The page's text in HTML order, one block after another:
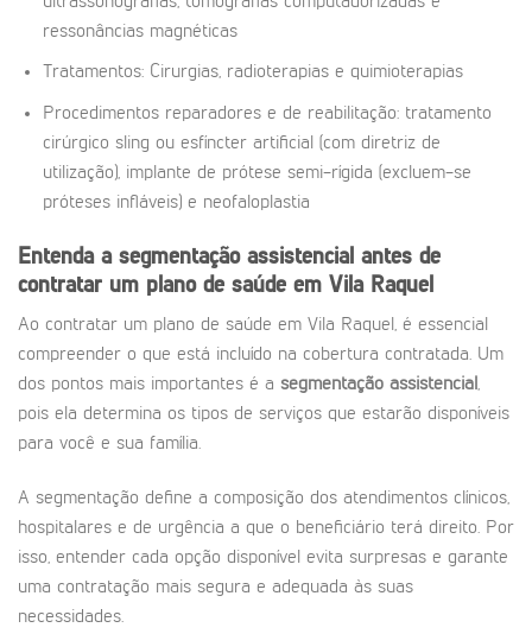
ressonâncias magnéticas
Tratamentos: Cirurgias, radioterapias e quimioterapias
Procedimentos reparadores e de reabilitação: tratamento
cirúrgico sling ou esfíncter artificial (com diretriz de
utilização), implante de prótese semi-rígida (excluem-se
próteses infláveis) e neofaloplastia
Entenda a segmentação assistencial antes de
contratar um plano de saúde em Vila Raquel
Ao contratar um plano de saúde em Vila Raquel, é essencial
compreender o que está incluído na cobertura contratada. Um
dos pontos mais importantes é a segmentação assistencial,
pois ela determina os tipos de serviços que estarão disponíveis
para você e sua família.
A segmentação define a composição dos atendimentos clínicos,
hospitalares e de urgência a que o beneficiário terá direito. Por
isso, entender cada opção disponível evita surpresas e garante
uma contratação mais segura e adequada às suas
necessidades.